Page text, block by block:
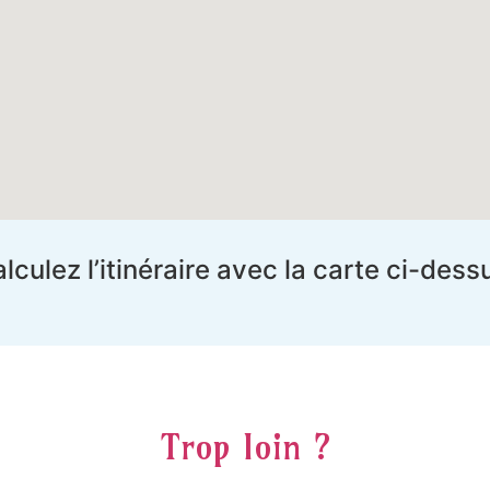
l’itinéraire avec la carte ci-
Trop loin ?